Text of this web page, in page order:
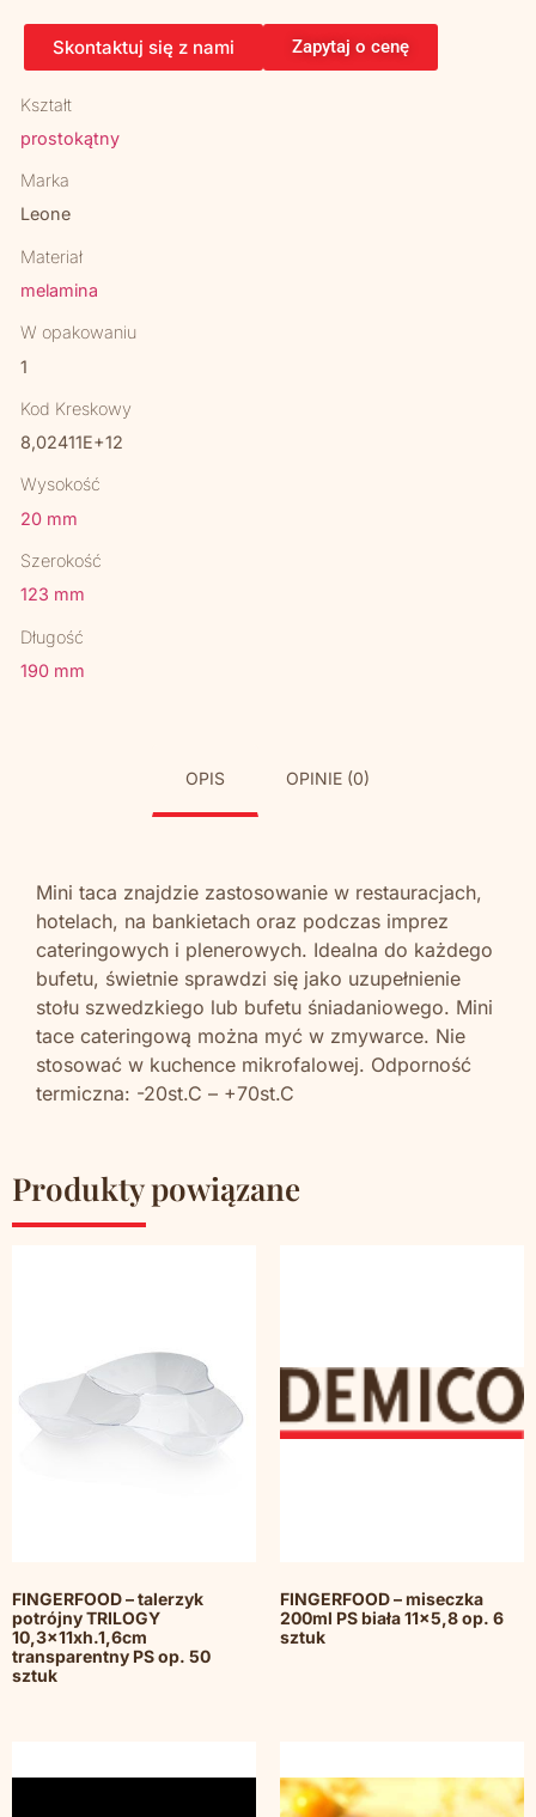
Skontaktuj się z nami Zapytaj o cenę
Kształt
prostokątny
Marka
Leone
Materiał
melamina
W opakowaniu
1
Kod Kreskowy
8,02411E+12
Wysokość
20 mm
Szerokość
123 mm
Długość
190 mm
OPIS OPINIE (0)
Mini taca znajdzie zastosowanie w restauracjach,
hotelach, na bankietach oraz podczas imprez
cateringowych i plenerowych. Idealna do każdego
bufetu, świetnie sprawdzi się jako uzupełnienie
stołu szwedzkiego lub bufetu śniadaniowego. Mini
tace cateringową można myć w zmywarce. Nie
stosować w kuchence mikrofalowej. Odporność
termiczna: -20st.C – +70st.C
Produkty powiązane
FINGERFOOD – talerzyk
potrójny TRILOGY
10,3x11xh.1,6cm
transparentny PS op. 50
sztuk
FINGERFOOD – miseczka
200ml PS biała 11×5,8 op. 6
sztuk